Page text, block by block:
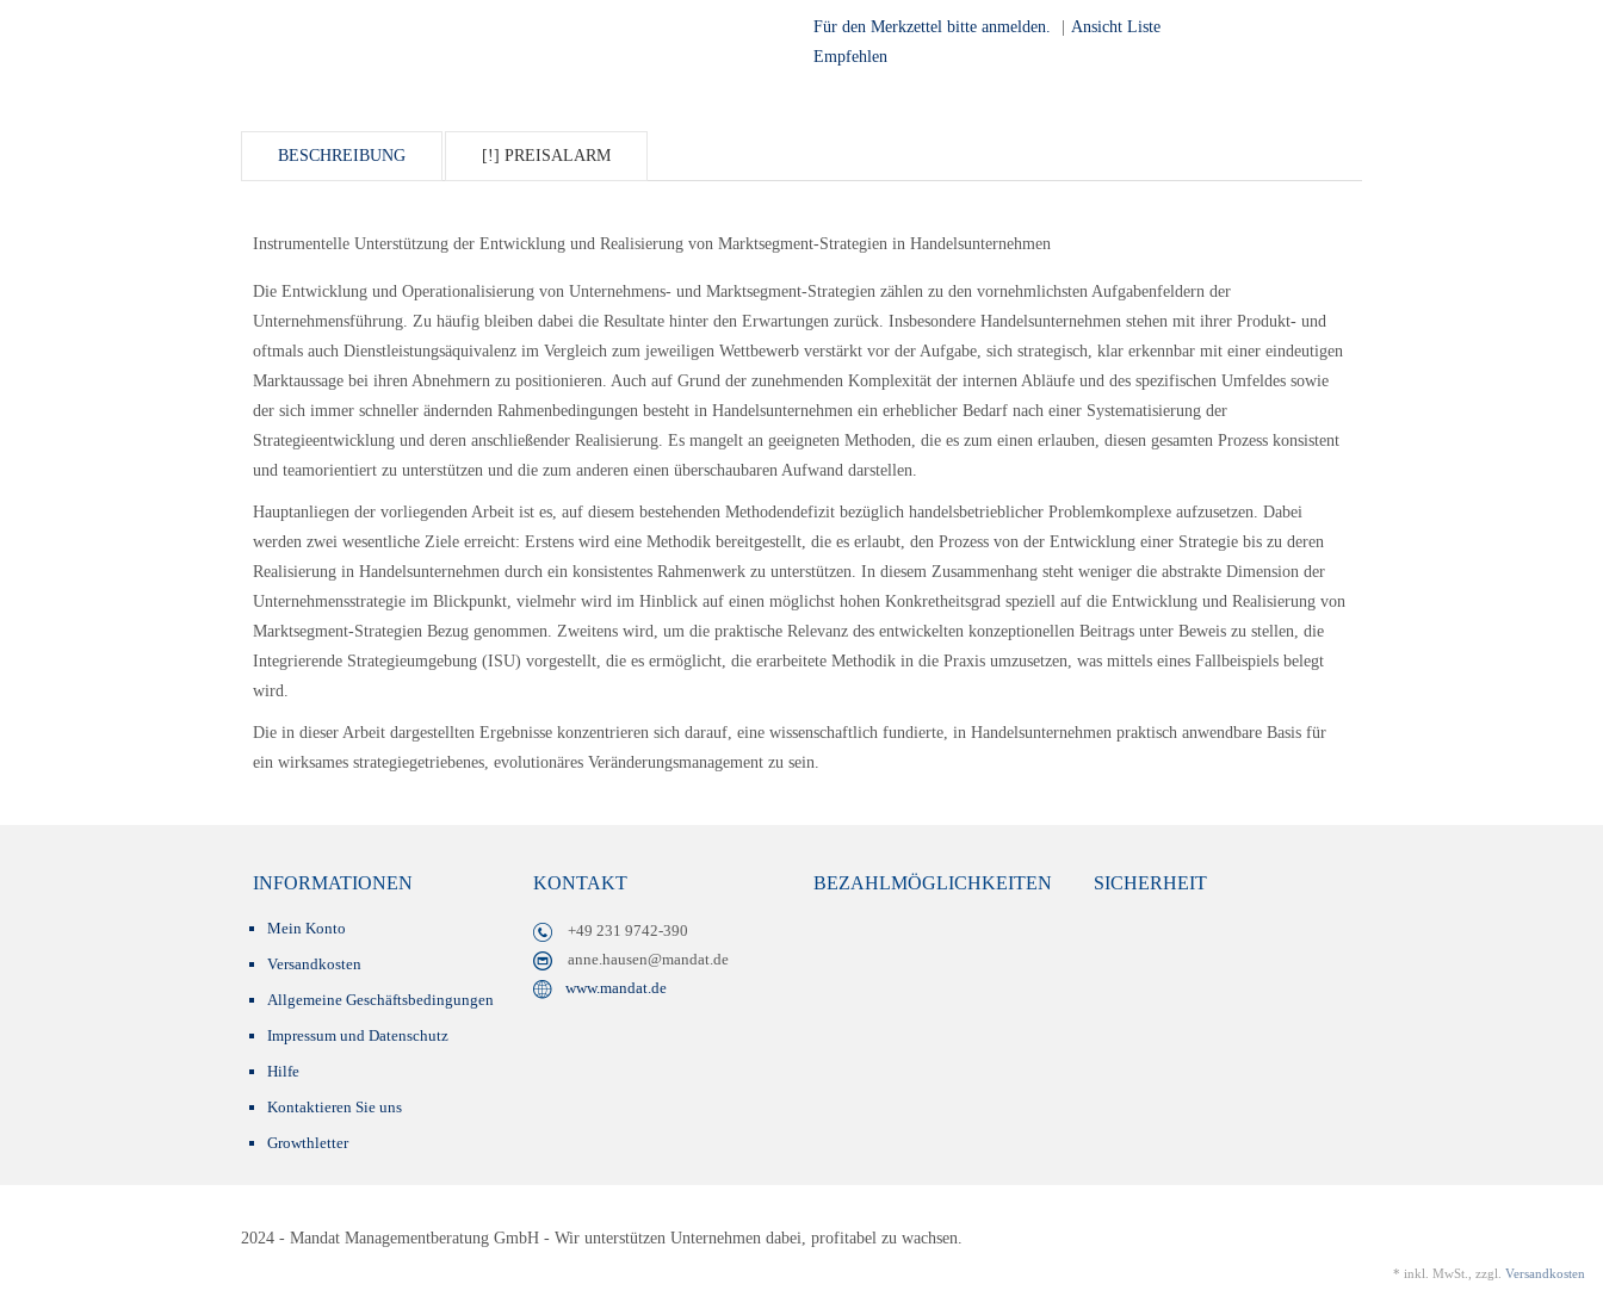
Für den Merkzettel bitte anmelden.
Ansicht Liste
Empfehlen
BESCHREIBUNG [!] PREISALARM
Instrumentelle Unterstützung der Entwicklung und Realisierung von Marktsegment-Strategien in Handelsunternehmen
Die Entwicklung und Operationalisierung von Unternehmens- und Marktsegment-Strategien zählen zu den vornehmlichsten Aufgabenfeldern der
Unternehmensführung. Zu häufig bleiben dabei die Resultate hinter den Erwartungen zurück. Insbesondere Handelsunternehmen stehen mit ihrer Produkt- und
oftmals auch Dienstleistungsäquivalenz im Vergleich zum jeweiligen Wettbewerb verstärkt vor der Aufgabe, sich strategisch, klar erkennbar mit einer eindeutigen
Marktaussage bei ihren Abnehmern zu positionieren. Auch auf Grund der zunehmenden Komplexität der internen Abläufe und des spezifischen Umfeldes sowie
der sich immer schneller ändernden Rahmenbedingungen besteht in Handelsunternehmen ein erheblicher Bedarf nach einer Systematisierung der
Strategieentwicklung und deren anschließender Realisierung. Es mangelt an geeigneten Methoden, die es zum einen erlauben, diesen gesamten Prozess konsistent
und teamorientiert zu unterstützen und die zum anderen einen überschaubaren Aufwand darstellen.
Hauptanliegen der vorliegenden Arbeit ist es, auf diesem bestehenden Methodendefizit bezüglich handelsbetrieblicher Problemkomplexe aufzusetzen. Dabei
werden zwei wesentliche Ziele erreicht: Erstens wird eine Methodik bereitgestellt, die es erlaubt, den Prozess von der Entwicklung einer Strategie bis zu deren
Realisierung in Handelsunternehmen durch ein konsistentes Rahmenwerk zu unterstützen. In diesem Zusammenhang steht weniger die abstrakte Dimension der
Unternehmensstrategie im Blickpunkt, vielmehr wird im Hinblick auf einen möglichst hohen Konkretheitsgrad speziell auf die Entwicklung und Realisierung von
Marktsegment-Strategien Bezug genommen. Zweitens wird, um die praktische Relevanz des entwickelten konzeptionellen Beitrags unter Beweis zu stellen, die
Integrierende Strategieumgebung (ISU) vorgestellt, die es ermöglicht, die erarbeitete Methodik in die Praxis umzusetzen, was mittels eines Fallbeispiels belegt
wird.
Die in dieser Arbeit dargestellten Ergebnisse konzentrieren sich darauf, eine wissenschaftlich fundierte, in Handelsunternehmen praktisch anwendbare Basis für
ein wirksames strategiegetriebenes, evolutionäres Veränderungsmanagement zu sein.
INFORMATIONEN
Mein Konto
Versandkosten
Allgemeine Geschäftsbedingungen
Impressum und Datenschutz
Hilfe
Kontaktieren Sie uns
Growthletter
KONTAKT
+49 231 9742-390
anne.hausen@mandat.de
www.mandat.de
BEZAHLMÖGLICHKEITEN SICHERHEIT
2024 - Mandat Managementberatung GmbH - Wir unterstützen Unternehmen dabei, profitabel zu wachsen.
* inkl. MwSt., zzgl. Versandkosten